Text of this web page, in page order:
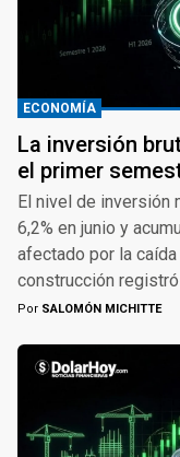
ECONOMÍA
La inversión
el primer
El nivel de inversión
6,2% en junio y
afectado por la
construcción
Por SALOMÓN MICHITTE